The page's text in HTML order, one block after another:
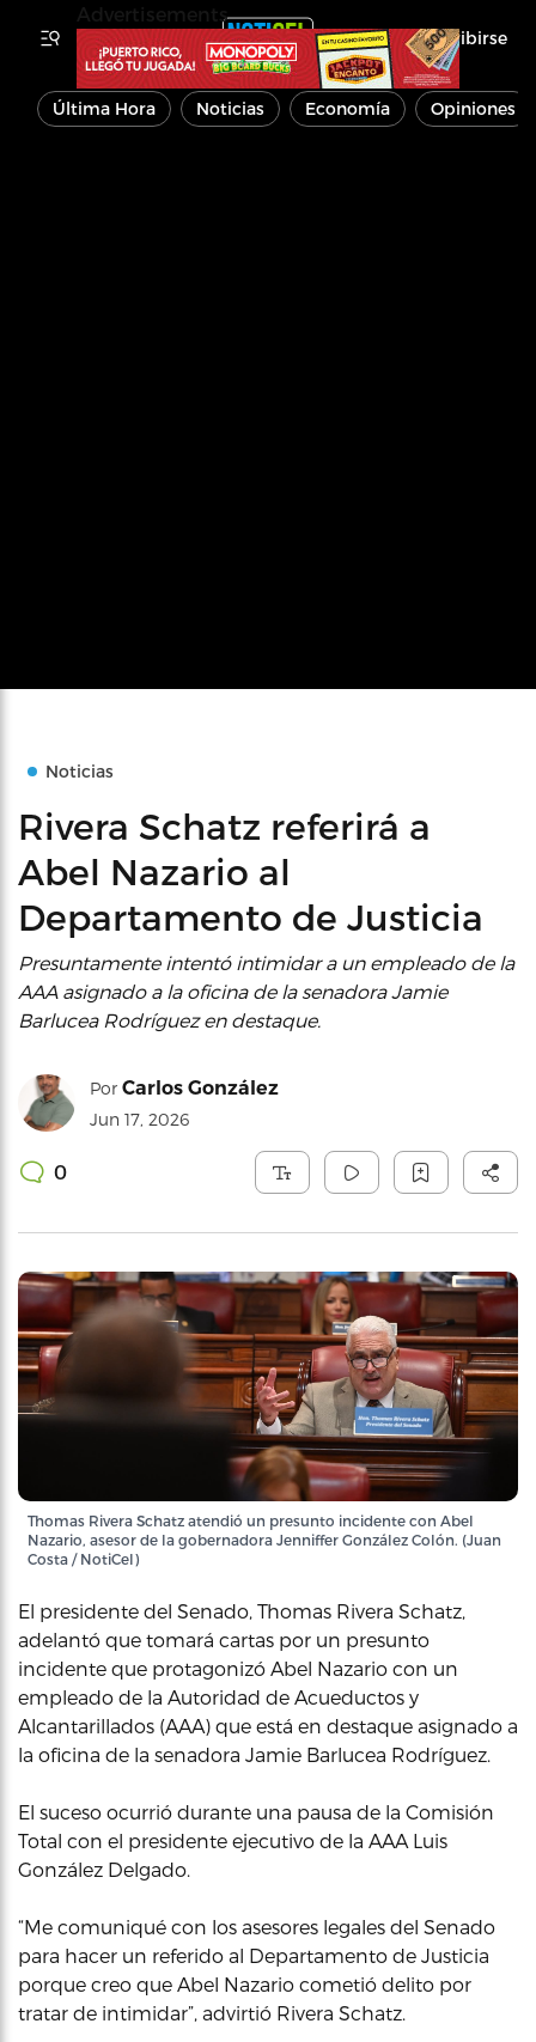
Inscribirse
Última Hora Noticias Economía Opiniones
Noticias
Rivera Schatz referirá a
Abel Nazario al
Departamento de Justicia
Presuntamente intentó intimidar a un empleado de la
AAA asignado a la oficina de la senadora Jamie
Barlucea Rodríguez en destaque.
Por Carlos González
Jun 17, 2026
0
Thomas Rivera Schatz atendió un presunto incidente con Abel
Nazario, asesor de la gobernadora Jenniffer González Colón. (Juan
Costa / NotiCel)
El presidente del Senado, Thomas Rivera Schatz,
adelantó que tomará cartas por un presunto
incidente que protagonizó Abel Nazario con un
empleado de la Autoridad de Acueductos y
Alcantarillados (AAA) que está en destaque asignado a
la oficina de la senadora Jamie Barlucea Rodríguez.
El suceso ocurrió durante una pausa de la Comisión
Total con el presidente ejecutivo de la AAA Luis
González Delgado.
“Me comuniqué con los asesores legales del Senado
para hacer un referido al Departamento de Justicia
porque creo que Abel Nazario cometió delito por
tratar de intimidar”, advirtió Rivera Schatz.
Advertisements